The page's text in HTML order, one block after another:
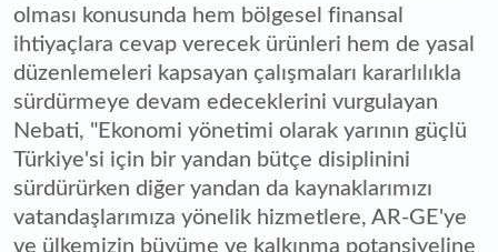
olması konusunda hem bölgesel finansal
ihtiyaçlara cevap verecek ürünleri hem de yasal
düzenlemeleri kapsayan çalışmaları kararlılıkla
sürdürmeye devam edeceklerini vurgulayan
Nebati, "Ekonomi yönetimi olarak yarının güçlü
Türkiye'si için bir yandan bütçe disiplinini
sürdürürken diğer yandan da kaynaklarımızı
vatandaşlarımıza yönelik hizmetlere, AR-GE'ye
ve ülkemizin büyüme ve kalkınma potansiyeline